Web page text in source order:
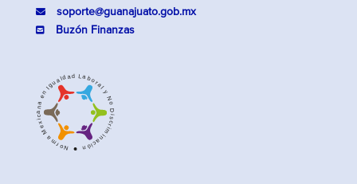
soporte@guanajuato.gob.mx
Buzón Finanzas